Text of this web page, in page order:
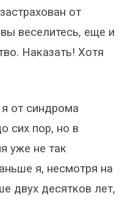
от
веселитесь, еще и
Наказать! Хотя
от синдрома
сих пор, но в
уже не так
я, несмотря на
двух десятков лет,